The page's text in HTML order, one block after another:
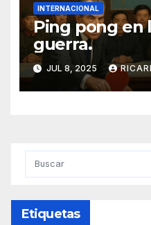
INTERNACIONAL
Ping pong en
guerra.
JUL 8, 2025
Etiquetas